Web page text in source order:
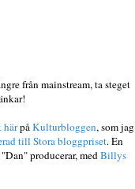
från mainstream, ta steget
härpåKulturbloggen, som jag
till Stora bloggpriset. En
producerar, medBillys